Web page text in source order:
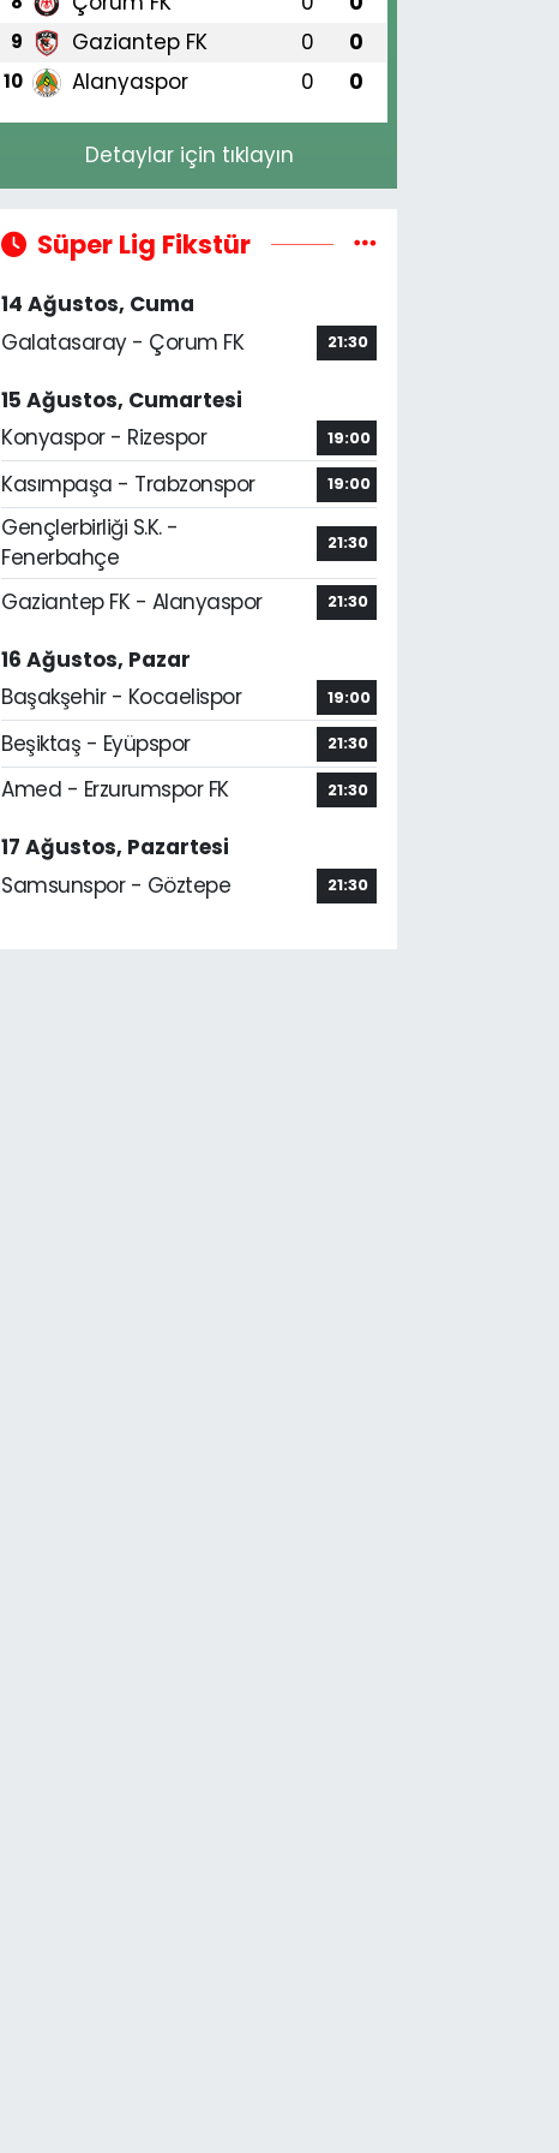
9 Gaziantep FK 0 0
10 Alanyaspor 0 0
Detaylar için tıklayın
Süper Lig Fikstür
14 Ağustos, Cuma
Galatasaray - Çorum FK
21:30
15 Ağustos, Cumartesi
Konyaspor - Rizespor
19:00
Kasımpaşa - Trabzonspor 19:00
Gençlerbirliği S.K. -
Fenerbahçe
21:30
Gaziantep FK - Alanyaspor 21:30
16 Ağustos, Pazar
Başakşehir - Kocaelispor
19:00
Beşiktaş - Eyüpspor 21:30
Amed - Erzurumspor FK 21:30
17 Ağustos, Pazartesi
Samsunspor - Göztepe
21:30